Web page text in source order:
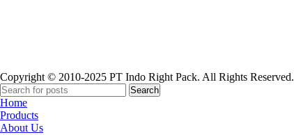
Copyright © 2010-2025 PT Indo Right Pack. All Rights Reserved.
Search
Home
Products
About Us